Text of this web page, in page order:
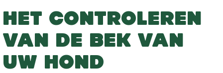
d
o
w
n
HET CONTROLEREN
VAN DE BEK VAN
UW HOND